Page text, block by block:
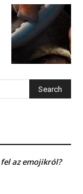
az emojikról?